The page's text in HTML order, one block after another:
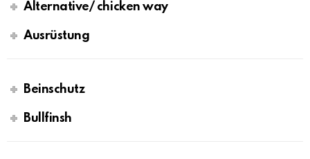
Alternative/ chicken way
Ausrüstung
Beinschutz
Bullfinsh